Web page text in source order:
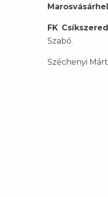
FK
Szabó.
Széchenyi